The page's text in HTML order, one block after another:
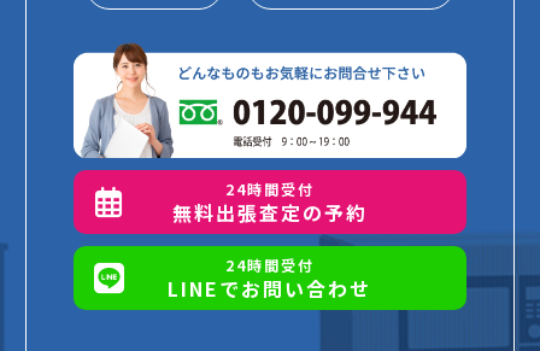
24時間受付
無料出張査定の予約
24時間受付
LINEでお問い合わせ